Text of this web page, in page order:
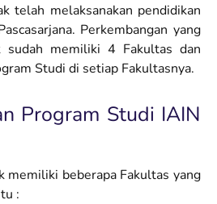
telah melaksanakan pendidikan
Perkembangan yang
sudah memiliki 4 Fakultas dan
Studi di setiap Fakultasnya.
Program Studi IAIN
memiliki beberapa Fakultas yang
: